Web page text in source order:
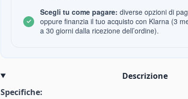
Scegli tu come pagare: diverse opzioni di
oppure finanzia il tuo acquisto con Klarna (3
a 30 giorni dalla ricezione dell’ordine).
Descrizione
Specifiche: